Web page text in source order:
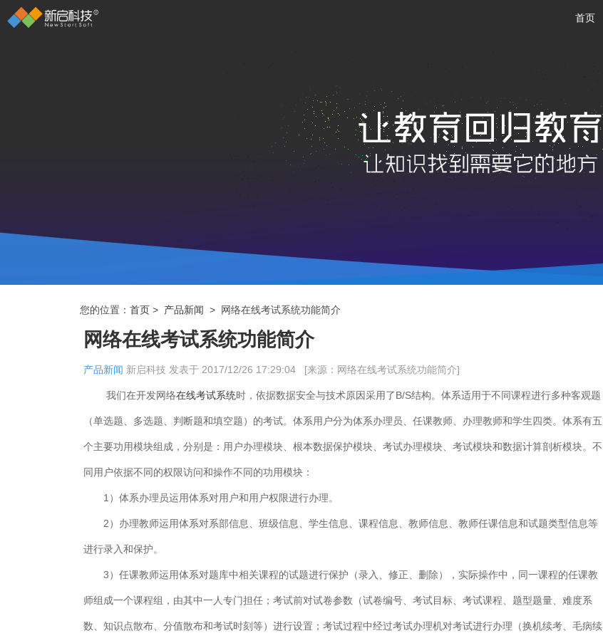
首页
您的位置： 首页 > 产品新闻 > 网络在线考试系统功能简介
网络在线考试系统功能简介
产品新闻 新启科技 发表于 2017/12/26 17:29:04 [来源：网络在线考试系统功能简介]
我们在开发网络在线考试系统时，依据数据安全与技术原因采用了B/S结构。体系适用于不同课程进行多种客观题
（单选题、多选题、判断题和填空题）的考试。体系用户分为体系办理员、任课教师、办理教师和学生四类。体系有五
个主要功用模块组成，分别是：用户办理模块、根本数据保护模块、考试办理模块、考试模块和数据计算剖析模块。不
同用户依据不同的权限访问和操作不同的功用模块：
1）体系办理员运用体系对用户和用户权限进行办理。
2）办理教师运用体系对系部信息、班级信息、学生信息、课程信息、教师信息、教师任课信息和试题类型信息等
进行录入和保护。
3）任课教师运用体系对题库中相关课程的试题进行保护（录入、修正、删除），实际操作中，同一课程的任课教
师组成一个课程组，由其中一人专门担任；考试前对试卷参数（试卷编号、考试目标、考试课程、题型题量、难度系
数、知识点散布、分值散布和考试时刻等）进行设置；考试过程中经过考试办理机对考试进行办理（换机续考、毛病续